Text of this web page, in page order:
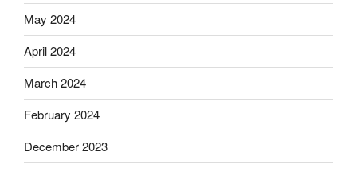
May 2024
April 2024
March 2024
February 2024
December 2023